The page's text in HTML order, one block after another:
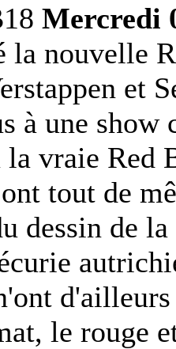
Mercredi
la nouvelle
et
à une show
la vraie Red
tout de
dessin de
d'ailleurs
le rouge